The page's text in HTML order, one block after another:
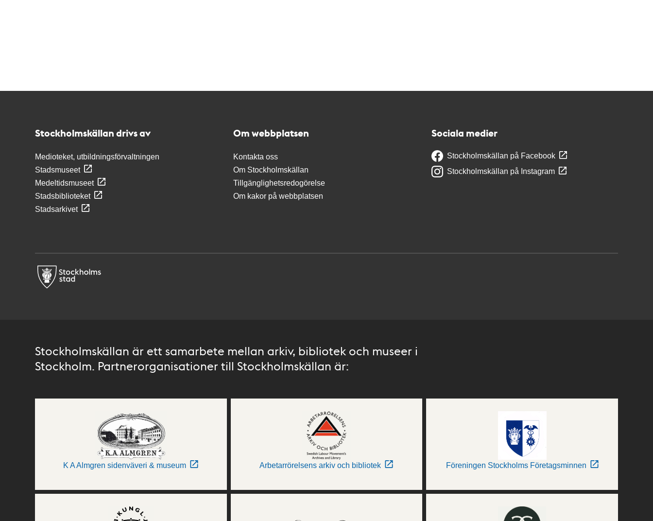
Stockholmskällan drivs av
Medioteket, utbildningsförvaltningen
Stadsmuseet
Medeltidsmuseet
Stadsbiblioteket
Stadsarkivet
Om webbplatsen
Kontakta oss
Om Stockholmskällan
Tillgänglighetsredogörelse
Om kakor på webbplatsen
Sociala medier
Stockholmskällan på Facebook
Stockholmskällan på Instagram
Stockholmskällan är ett samarbete mellan arkiv, bibliotek och museer i
Stockholm. Partnerorganisationer till Stockholmskällan är:
K A Almgren sidenväveri & museum Arbetarrörelsens arkiv och bibliotek Föreningen Stockholms Företagsminnen